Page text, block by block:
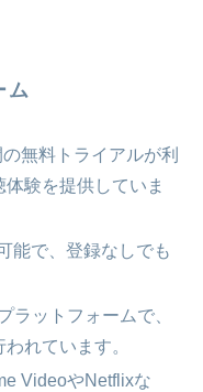
ム
無料トライアルが利
験を提供していま
能で、登録なしでも
ラットフォームで、
れています。
VideoやNetflixな